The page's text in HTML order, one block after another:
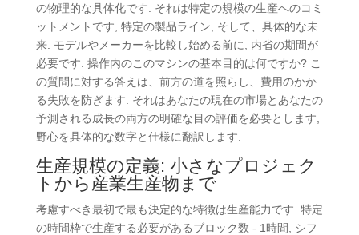
の物理的な具体化です. それは特定の規模の生産へのコミ
ットメントです, 特定の製品ライン, そして、具体的な未
来. モデルやメーカーを比較し始める前に, 内省の期間が
必要です. 操作内のこのマシンの基本目的は何ですか? こ
の質問に対する答えは、前方の道を照らし、費用のかか
る失敗を防ぎます. それはあなたの現在の市場とあなたの
予測される成長の両方の明確な目の評価を必要とします,
野心を具体的な数字と仕様に翻訳します.
生産規模の定義: 小さなプロジェク
トから産業生産物まで
考慮すべき最初で最も決定的な特徴は生産能力です. 特定
の時間枠で生産する必要があるブロック数 - 1時間, シフ